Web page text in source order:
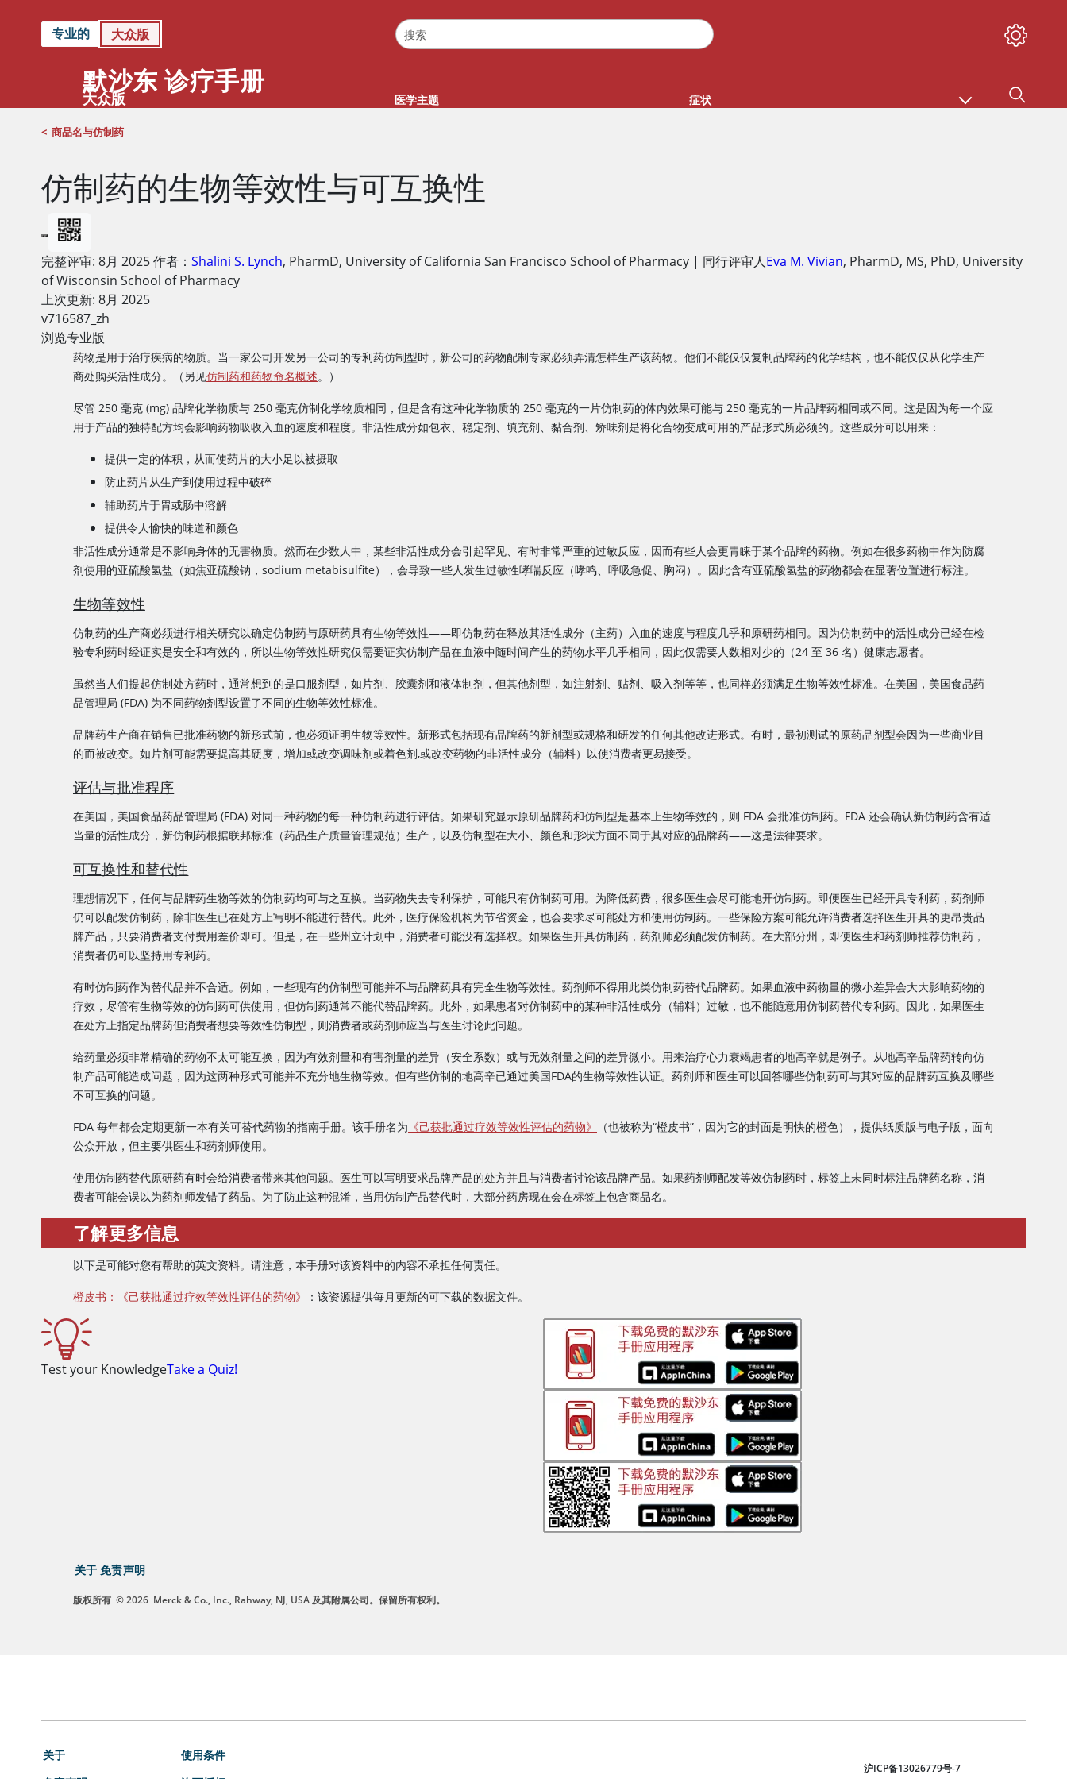
专业的 大众版
默沙东 诊疗手册
大众版 医学主题 症状
< 商品名与仿制药
仿制药的生物等效性与可互换性
完整评审: 8月 2025作者： Shalini S. Lynch, PharmD, University of California San Francisco School of Pharmacy | 同行评审人Eva M. Vivian, PharmD, MS, PhD, University
of Wisconsin School of Pharmacy
上次更新: 8月 2025
v716587_zh
浏览专业版
药物是用于治疗疾病的物质。当一家公司开发另一公司的专利药仿制型时，新公司的药物配制专家必须弄清怎样生产该药物。他们不能仅仅复制品牌药的化学结构，也不能仅仅从化学生产
商处购买活性成分。（另见仿制药和药物命名概述。）
尽管 250 毫克 (mg) 品牌化学物质与 250 毫克仿制化学物质相同，但是含有这种化学物质的 250 毫克的一片仿制药的体内效果可能与 250 毫克的一片品牌药相同或不同。这是因为每一个应
用于产品的独特配方均会影响药物吸收入血的速度和程度。非活性成分如包衣、稳定剂、填充剂、黏合剂、矫味剂是将化合物变成可用的产品形式所必须的。这些成分可以用来：
提供一定的体积，从而使药片的大小足以被摄取
防止药片从生产到使用过程中破碎
辅助药片于胃或肠中溶解
提供令人愉快的味道和颜色
非活性成分通常是不影响身体的无害物质。然而在少数人中，某些非活性成分会引起罕见、有时非常严重的过敏反应，因而有些人会更青睐于某个品牌的药物。例如在很多药物中作为防腐
剂使用的亚硫酸氢盐（如焦亚硫酸钠，sodium metabisulfite），会导致一些人发生过敏性哮喘反应（哮鸣、呼吸急促、胸闷）。因此含有亚硫酸氢盐的药物都会在显著位置进行标注。
生物等效性
仿制药的生产商必须进行相关研究以确定仿制药与原研药具有生物等效性——即仿制药在释放其活性成分（主药）入血的速度与程度几乎和原研药相同。因为仿制药中的活性成分已经在检
验专利药时经证实是安全和有效的，所以生物等效性研究仅需要证实仿制产品在血液中随时间产生的药物水平几乎相同，因此仅需要人数相对少的（24 至 36 名）健康志愿者。
虽然当人们提起仿制处方药时，通常想到的是口服剂型，如片剂、胶囊剂和液体制剂，但其他剂型，如注射剂、贴剂、吸入剂等等，也同样必须满足生物等效性标准。在美国，美国食品药
品管理局 (FDA) 为不同药物剂型设置了不同的生物等效性标准。
品牌药生产商在销售已批准药物的新形式前，也必须证明生物等效性。新形式包括现有品牌药的新剂型或规格和研发的任何其他改进形式。有时，最初测试的原药品剂型会因为一些商业目
的而被改变。如片剂可能需要提高其硬度，增加或改变调味剂或着色剂,或改变药物的非活性成分（辅料）以使消费者更易接受。
评估与批准程序
在美国，美国食品药品管理局 (FDA) 对同一种药物的每一种仿制药进行评估。如果研究显示原研品牌药和仿制型是基本上生物等效的，则 FDA 会批准仿制药。FDA 还会确认新仿制药含有适
当量的活性成分，新仿制药根据联邦标准（药品生产质量管理规范）生产，以及仿制型在大小、颜色和形状方面不同于其对应的品牌药——这是法律要求。
可互换性和替代性
理想情况下，任何与品牌药生物等效的仿制药均可与之互换。当药物失去专利保护，可能只有仿制药可用。为降低药费，很多医生会尽可能地开仿制药。即便医生已经开具专利药，药剂师
仍可以配发仿制药，除非医生已在处方上写明不能进行替代。此外，医疗保险机构为节省资金，也会要求尽可能处方和使用仿制药。一些保险方案可能允许消费者选择医生开具的更昂贵品
牌产品，只要消费者支付费用差价即可。但是，在一些州立计划中，消费者可能没有选择权。如果医生开具仿制药，药剂师必须配发仿制药。在大部分州，即便医生和药剂师推荐仿制药，
消费者仍可以坚持用专利药。
有时仿制药作为替代品并不合适。例如，一些现有的仿制型可能并不与品牌药具有完全生物等效性。药剂师不得用此类仿制药替代品牌药。如果血液中药物量的微小差异会大大影响药物的
疗效，尽管有生物等效的仿制药可供使用，但仿制药通常不能代替品牌药。此外，如果患者对仿制药中的某种非活性成分（辅料）过敏，也不能随意用仿制药替代专利药。因此，如果医生
在处方上指定品牌药但消费者想要等效性仿制型，则消费者或药剂师应当与医生讨论此问题。
给药量必须非常精确的药物不太可能互换，因为有效剂量和有害剂量的差异（安全系数）或与无效剂量之间的差异微小。用来治疗心力衰竭患者的地高辛就是例子。从地高辛品牌药转向仿
制产品可能造成问题，因为这两种形式可能并不充分地生物等效。但有些仿制的地高辛已通过美国FDA的生物等效性认证。药剂师和医生可以回答哪些仿制药可与其对应的品牌药互换及哪些
不可互换的问题。
FDA 每年都会定期更新一本有关可替代药物的指南手册。该手册名为 《己获批通过疗效等效性评估的药物》
（也被称为“橙皮书”，因为它的封面是明快的橙色），提供纸质版与电子版，面向
公众开放，但主要供医生和药剂师使用。
使用仿制药替代原研药有时会给消费者带来其他问题。医生可以写明要求品牌产品的处方并且与消费者讨论该品牌产品。如果药剂师配发等效仿制药时，标签上未同时标注品牌药名称，消
费者可能会误以为药剂师发错了药品。为了防止这种混淆，当用仿制产品替代时，大部分药房现在会在标签上包含商品名。
了解更多信息
以下是可能对您有帮助的英文资料。请注意，本手册对该资料中的内容不承担任何责任。
橙皮书：《己获批通过疗效等效性评估的药物》 ：该资源提供每月更新的可下载的数据文件。
Test your KnowledgeTake a Quiz!
关于 免责声明
版权所有 © 2026 Merck & Co., Inc., Rahway, NJ, USA 及其附属公司。保留所有权利。
关于
使用条件
沪ICP备13026779号-7